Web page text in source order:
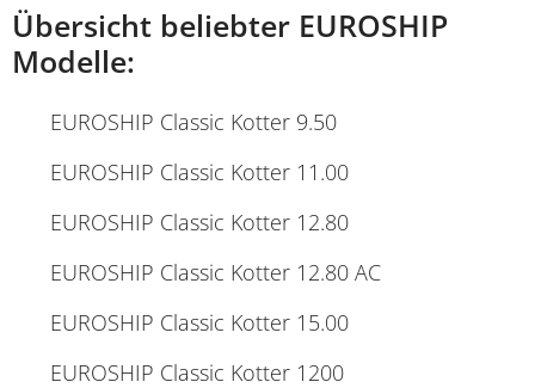
Übersicht beliebter EUROSHIP
Modelle:
EUROSHIP Classic Kotter 9.50
EUROSHIP Classic Kotter 11.00
EUROSHIP Classic Kotter 12.80
EUROSHIP Classic Kotter 12.80 AC
EUROSHIP Classic Kotter 15.00
EUROSHIP Classic Kotter 1200